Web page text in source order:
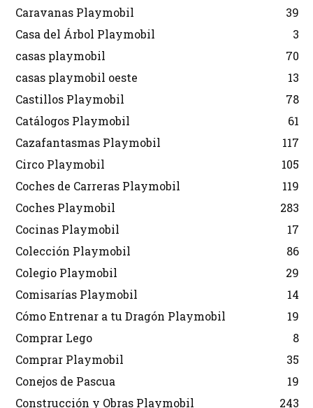
Caravanas Playmobil
39
Casa del Árbol Playmobil
3
casas playmobil
70
casas playmobil oeste
13
Castillos Playmobil
78
Catálogos Playmobil
61
Cazafantasmas Playmobil
117
Circo Playmobil
105
Coches de Carreras Playmobil
119
Coches Playmobil
283
Cocinas Playmobil
17
Colección Playmobil
86
Colegio Playmobil
29
Comisarías Playmobil
14
Cómo Entrenar a tu Dragón Playmobil
19
Comprar Lego
8
Comprar Playmobil
35
Conejos de Pascua
19
Construcción y Obras Playmobil
243